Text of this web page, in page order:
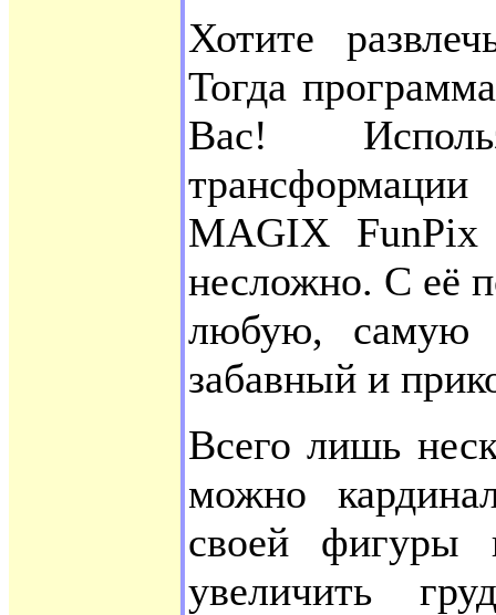
Хотите
Тогда
Вас!
MAGIX FunPix
несложно. С её
любую, самую
забавный и
Всего лишь
можно
своей фигуры
увеличить